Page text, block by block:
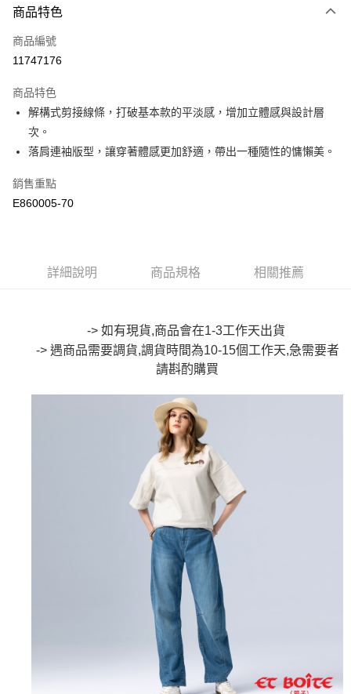
信用卡一次付款
超商取貨付款
Apple Pay
街口支付
相關說明
流程，驗證手機門號後，選擇欲分期的期數、繳款截止日，確認付款後即完
成交易。
3.實際核准額度、可分期數及費用金額請依後續交易確認頁面所載為準。
4.訂單成立30分鐘內，如未前往確認交易或遇審核未通過，訂單將自動取
1.分期款項不併入電信帳單，「大哥付你分期」於每月結算日後寄送繳費提
2.透過簡訊連結打開帳單後，可選擇「超商條碼／台灣大直營門市／銀行轉
帳／街口支付／iPASS MONEY」等通路繳費。
1.本服務係由「台灣大哥大股份有限公司」（以下簡稱本公司）所提供，讓
用戶於交易時，得透過本服務購買商品或服務，並由商店將買賣／分期付款
買賣價金債權讓與本公司後，依約使用本公司帳單繳交帳款。
2.基於同意付款使用「大哥付你分期」之契約關係目的，商店將以您的個人
資料（包含姓名、電話或地址）提供予台灣大哥大進項蒐集、處理及利用，
由本公司與您本人進行分期帳單所需資料之確認、核對及更正。
3.完整用戶服務條款，請詳閱以下連結：
https://oppay.tw/userRule
【關於「AFTEE先享後付」】
AFTEE先享後付是「在收到商品之後才付款」的支付方式。 讓您購物簡單
２．便利：只要手機號碼，簡訊認證，即可結帳。
３．安心：先確認商品／服務後，再付款。
【「AFTEE先享後付」結帳流程】
１．於結帳方式選擇「AFTEE先享後付」後，將跳轉至「AFTEE先享後付」
結帳頁面，進行簡訊認證並確認金額後，即可完成結帳。
２．訂單成立數日內，您將收到繳費通知簡訊。
３．收到繳費通知簡訊後14天內，點擊此簡訊中的連結，可透過四大超商／
ATM／網路銀行／等多元方式進行付款，方視為交易完成。
※ 請注意：結帳手續完成當下不需立刻繳費，但若您需要取消訂單，請聯絡
購買商品的店家。未經商家同意取消之訂單仍視為有效，需透過AFTEE先享
※ 交易是否成功請以「AFTEE先享後付 」之結帳頁面顯示為準，若有關於
是否繳費成功／繳費後需取消欲退款等相關疑問，請聯繫「AFTEE先享後付
https://netprotections.freshdesk.com/support/home
１．透過由恩沛科技股份有限公司提供之「AFTEE先享後付」服務完成之交
易，需依本服務之必要範圍內提供個人資料，並將交易相關給付款項請求債
權轉讓予恩沛科技股份有限公司。
２．關於個人資料處理事宜，請瀏覽以下網址：
ATM付款
每筆NT$80，滿NT$888(含以上)免運費
每筆NT$80，滿NT$888(含以上)免運費
每筆NT$60，滿NT$3,000(含以上)免運費
每筆NT$60，滿NT$3,000(含以上)免運費
每筆NT$80，滿NT$3,000(含以上)免運費
每筆NT$80，滿NT$3,000(含以上)免運費
商品特色
商品編號
11747176
商品特色
解構式剪接線條，打破基本款的平淡感，增加立體感與設計層
次。
落肩連袖版型，讓穿著體感更加舒適，帶出一種隨性的慵懶美。
銷售重點
E860005-70
詳細說明 商品規格 相關推薦
-> 如有現貨,商品會在1-3工作天出貨
-> 遇商品需要調貨,調貨時間為10-15個工作天,急需要者
請斟酌購買